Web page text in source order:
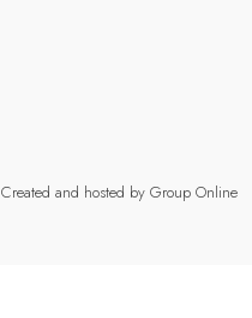
Created and hosted by Group Online